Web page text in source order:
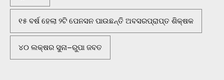
୧୫ ବର୍ଷ ହେଲା ୨ଟି ପେନସନ ପାଉଛନ୍ତି ଅବସରପ୍ରାପ୍ତ ଶିକ୍ଷକ
୪୦ ଲକ୍ଷର ସୁନା–ରୁପା ଜବତ